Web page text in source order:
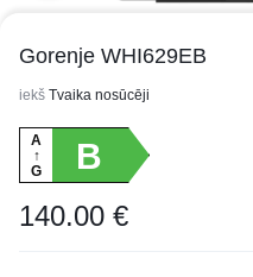
Gorenje WHI629EB
iekš Tvaika nosūcēji
A
↑
G
B
140.00 €